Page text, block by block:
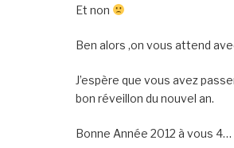
Et non
Ben alors ,on vous attend
J’espère que vous avez
bon réveillon du nouvel an.
Bonne Année 2012 à vous 4…